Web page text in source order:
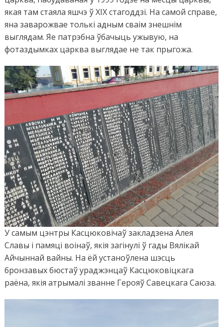
якая там стаяла яшчэ ў ХІХ стагоддзі. На самой справе,
яна заварожвае толькі адным сваім знешнім
выглядам. Яе патрэбна ўбачыць ужывую, на
фотаздымках царква выглядае не так прыгожа.
У самым цэнтры Касцюковічаў закладзена Алея
Славы і памяці воінаў, якія загінулі ў гады Вялікай
Айчыннай вайны. На ёй устаноўлена шэсць
бронзавых бюстаў ураджэнцаў Касцюковіцкага
раёна, якія атрымалі званне Герояў Савецкага Саюза.